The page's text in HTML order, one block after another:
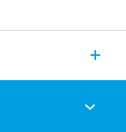
1 mm),